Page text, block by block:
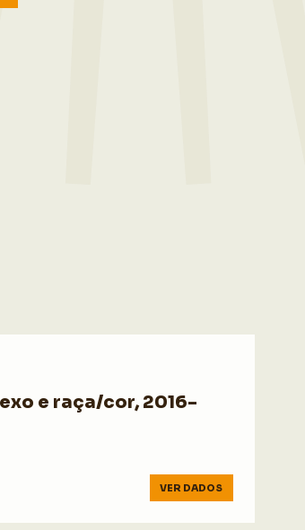
e raça/cor, 2016-
VER DADOS